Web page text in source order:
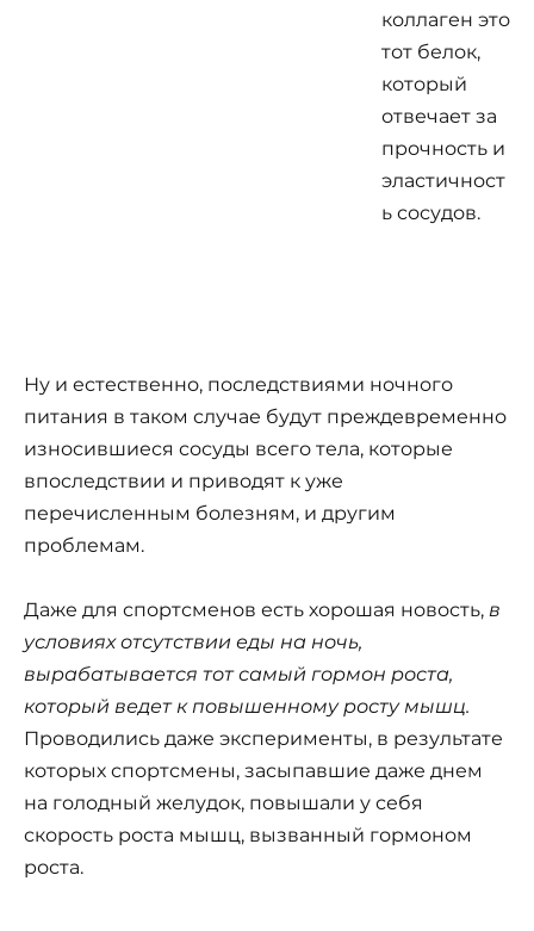
коллаген это
тот белок,
который
отвечает за
прочность и
эластичност
ь сосудов.
Ну и естественно, последствиями ночного
питания в таком случае будут преждевременно
износившиеся сосуды всего тела, которые
впоследствии и приводят к уже
перечисленным болезням, и другим
проблемам.
Даже для спортсменов есть хорошая новость, в
условиях отсутствии еды на ночь,
вырабатывается тот самый гормон роста,
который ведет к повышенному росту мышц.
Проводились даже эксперименты, в результате
которых спортсмены, засыпавшие даже днем
на голодный желудок, повышали у себя
скорость роста мышц, вызванный гормоном
роста.